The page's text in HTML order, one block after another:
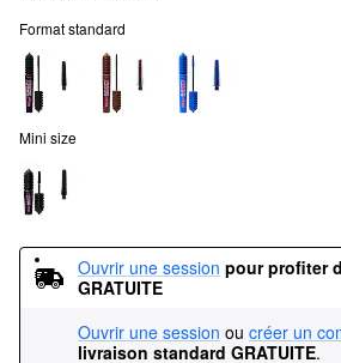
Format standard
Mini size
Ouvrir une session pour profiter
GRATUITE
Ouvrir une session ou créer un
livraison standard GRATUITE.